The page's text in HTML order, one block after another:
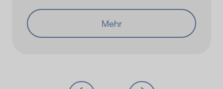
Mehr